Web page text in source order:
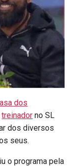
dos
treinador no SL
dos diversos
seus.
o programa pela